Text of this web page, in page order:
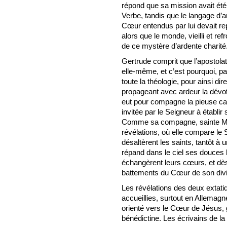
répond que sa mission avait
Verbe, tandis que le langage
Cœur entendus par lui devait
alors que le monde, vieilli et
de ce mystère d’ardente
Gertrude comprit que
elle-même, et c’est pourquoi,
toute la théologie, pour ainsi
propageant avec ardeur la
eut pour compagne la pieuse
invitée par le Seigneur à
Comme sa compagne, sainte
révélations, où elle compare le
désaltèrent les saints, tantôt à
répand dans le ciel ses
échangèrent leurs cœurs, et
battements du Cœur de son
Les révélations des deux
accueillies, surtout en
orienté vers le Cœur de Jésus,
bénédictine. Les écrivains de